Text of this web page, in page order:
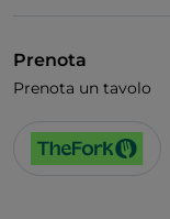
Prenota
Prenota un tavolo